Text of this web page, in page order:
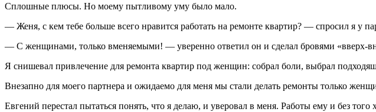
Сплошные плюсы. Но моему пытливому уму было мало.
— Женя, с кем тебе больше всего нравится работать на ремонте квартир? — спросил я у
— С женщинами, только вменяемыми! — уверенно ответил он и сделал бровями «вверх-
Я снишевал привлечение для ремонта квартир под женщин: собрал боли, выбрал
Внезапно для моего партнера и ожидаемо для меня мы стали делать ремонты только
Евгений перестал пытаться понять, что я делаю, и уверовал в меня. Работы ему и без того